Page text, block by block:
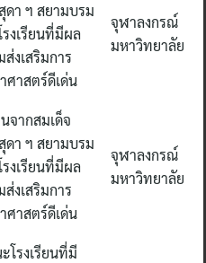
า ฯ สยามบรม
งเรียนที่มีผล
งเสริมการ
ศาสตร์ดีเด่น
จุฬาลงกรณ์
มหาวิทยาลัย
จากสมเด็จ
า ฯ สยามบรม
งเรียนที่มีผล
งเสริมการ
ศาสตร์ดีเด่น
จุฬาลงกรณ์
มหาวิทยาลัย
โรงเรียนที่มี